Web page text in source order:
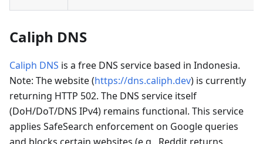
Caliph DNS
Caliph DNS is a free DNS service based in Indonesia.
Note: The website (https://dns.caliph.dev) is currently
returning HTTP 502. The DNS service itself
(DoH/DoT/DNS IPv4) remains functional. This service
applies SafeSearch enforcement on Google queries